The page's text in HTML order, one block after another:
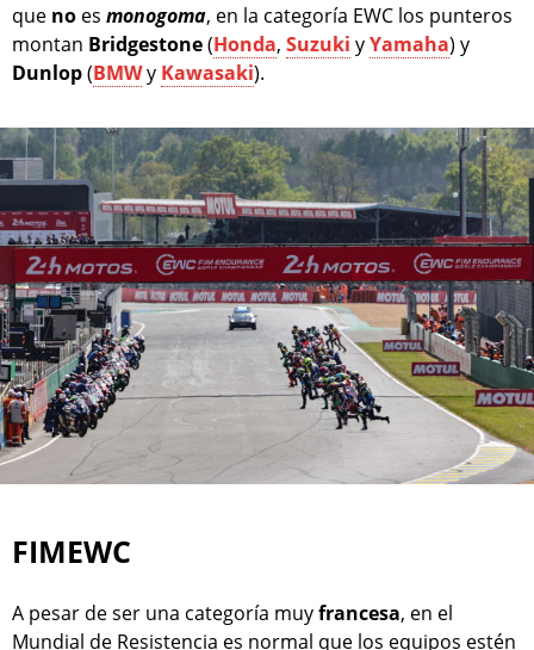
que no es monogoma, en la categoría EWC los punteros
montan Bridgestone(Honda, Suzuki yYamaha) y
Dunlop(BMWy Kawasaki).
FIMEWC
A pesar de ser una categoría muyfrancesa, en el
Mundial de Resistencia es normal que los equipos estén